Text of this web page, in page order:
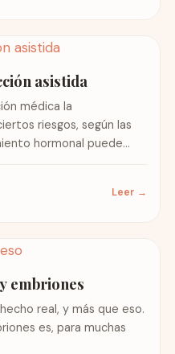
asistida
médica la
riesgos, según las
hormonal puede
Leer →
embriones
real, y más que eso.
es, para muchas